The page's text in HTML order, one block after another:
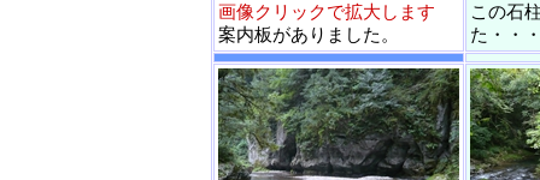
画像クリックで拡大します
案内板がありました。
この石
た・・